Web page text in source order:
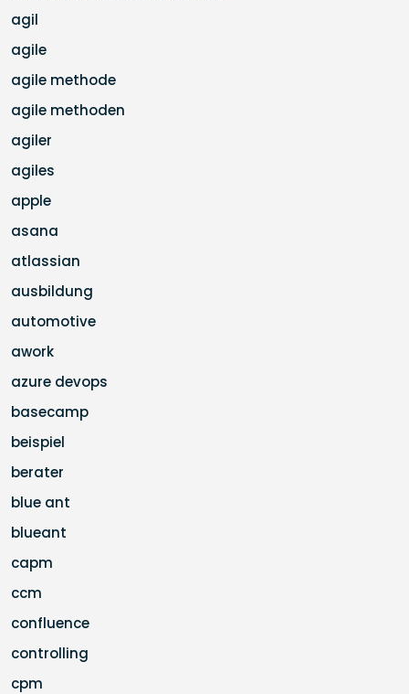
agil
agile
agile methode
agile methoden
agiler
agiles
apple
asana
atlassian
ausbildung
automotive
awork
azure devops
basecamp
beispiel
berater
blue ant
blueant
capm
ccm
confluence
controlling
cpm